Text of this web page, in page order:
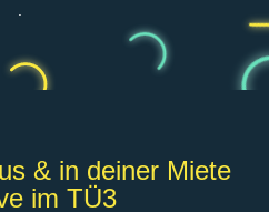
.
& in deiner Miete
im TÜ3